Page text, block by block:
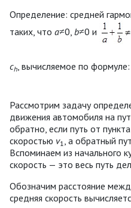
Определение: средней
таких, что a≠0, b≠0 и
ch, вычисляемое по формуле:
Рассмотрим задачу
движения автомобиля на
обратно, если путь от
скоростью v1, а обратный
Вспоминаем из начального
скорость — это весь путь
Обозначим расстояние
средняя скорость